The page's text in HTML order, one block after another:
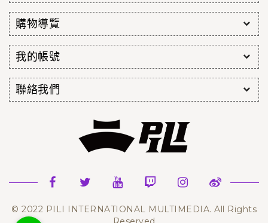
購物導覽
我的帳號
聯絡我們
© 2022 PILI INTERNATIONAL MULTIMEDIA. All Rights